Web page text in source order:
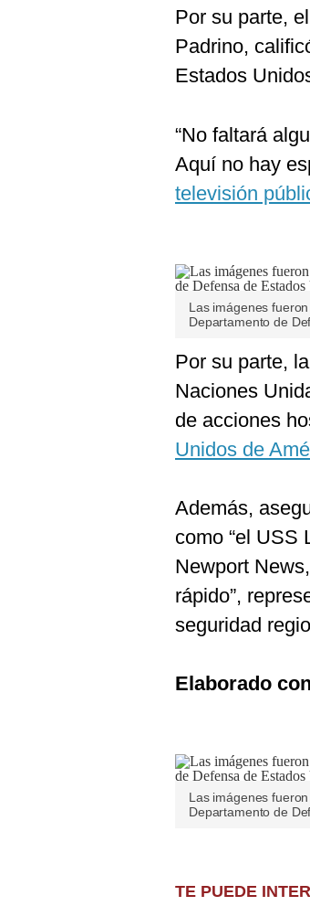
Por su parte, el
Padrino,
Estados
“No faltará
Aquí no hay
televisión
Las imágenes
Departamento de
Por su parte, la
Naciones
de acciones
Unidos de
Además,
como “el USS
Newport
rápido”,
seguridad
Elaborado
Las imágenes
Departamento de
TE PUEDE